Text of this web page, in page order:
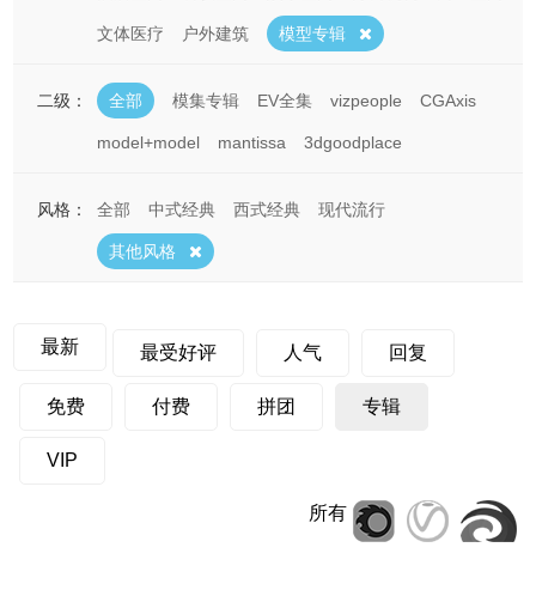
文体医疗 户外建筑 模型专辑
二级： 全部 模集专辑 EV全集 vizpeople CGAxis
model+model mantissa 3dgoodplace
风格： 全部 中式经典 西式经典 现代流行
其他风格
最新 最受好评 人气 回复
免费 付费 拼团 专辑
VIP
所有